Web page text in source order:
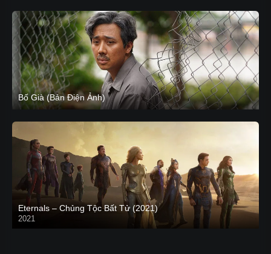
Bố Già (Bản Điện Ảnh)
Eternals – Chủng Tộc Bất Tử (2021)
2021
Trailer